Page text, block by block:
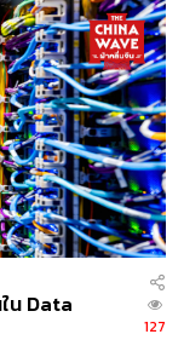
น Data
127